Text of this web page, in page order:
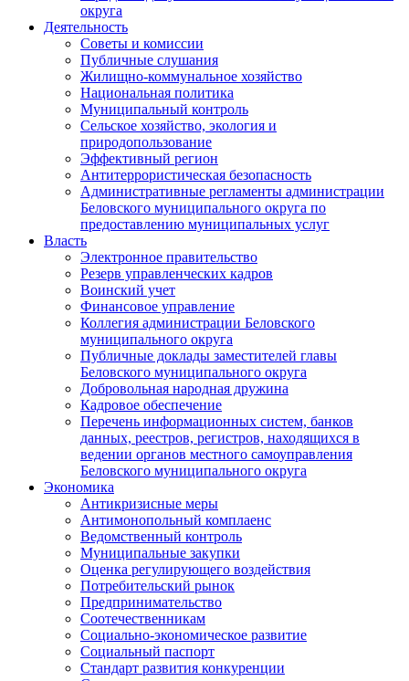
округа
Деятельность
Советы и комиссии
Публичные слушания
Жилищно-коммунальное хозяйство
Национальная политика
Муниципальный контроль
Сельское хозяйство, экология и
природопользование
Эффективный регион
Антитеррористическая безопасность
Административные регламенты администрации
Беловского муниципального округа по
предоставлению муниципальных услуг
Власть
Электронное правительство
Резерв управленческих кадров
Воинский учет
Финансовое управление
Коллегия администрации Беловского
муниципального округа
Публичные доклады заместителей главы
Беловского муниципального округа
Добровольная народная дружина
Кадровое обеспечение
Перечень информационных систем, банков
данных, реестров, регистров, находящихся в
ведении органов местного самоуправления
Беловского муниципального округа
Экономика
Антикризисные меры
Антимонопольный комплаенс
Ведомственный контроль
Муниципальные закупки
Оценка регулирующего воздействия
Потребительский рынок
Предпринимательство
Соотечественникам
Социально-экономическое развитие
Социальный паспорт
Стандарт развития конкуренции